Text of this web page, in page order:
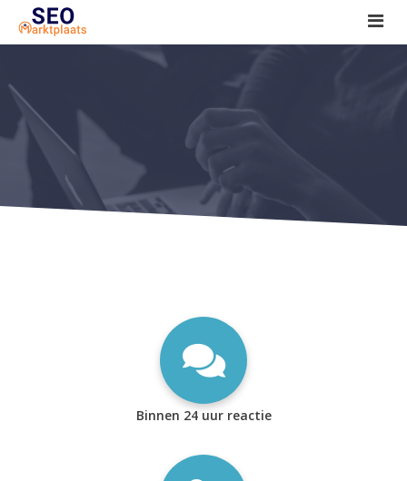
SEO tools reviews
Marketeer bij jou in de buurt?
Offerte
1. Seo voor beginners +
2. Onderzoeken +
Binnen 24 uur reactie